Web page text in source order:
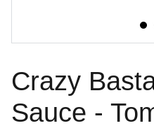
Crazy
Sauce -